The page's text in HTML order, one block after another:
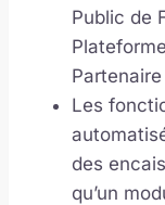
Public de
Les
des
qu’un